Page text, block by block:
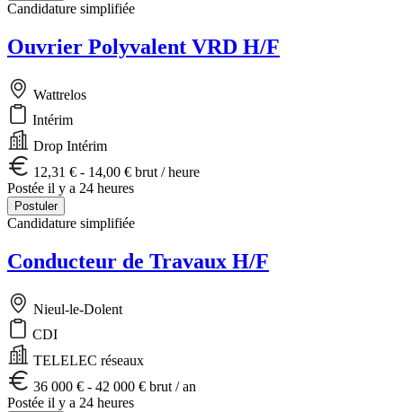
Candidature simplifiée
Ouvrier Polyvalent VRD H/F
Wattrelos
Intérim
Drop Intérim
12,31 € - 14,00 € brut / heure
Postée il y a 24 heures
Postuler
Candidature simplifiée
Conducteur de Travaux H/F
Nieul-le-Dolent
CDI
TELELEC réseaux
36 000 € - 42 000 € brut / an
Postée il y a 24 heures